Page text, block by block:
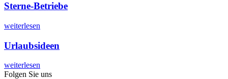
Sterne-Betriebe
weiterlesen
Urlaubsideen
weiterlesen
Folgen Sie uns